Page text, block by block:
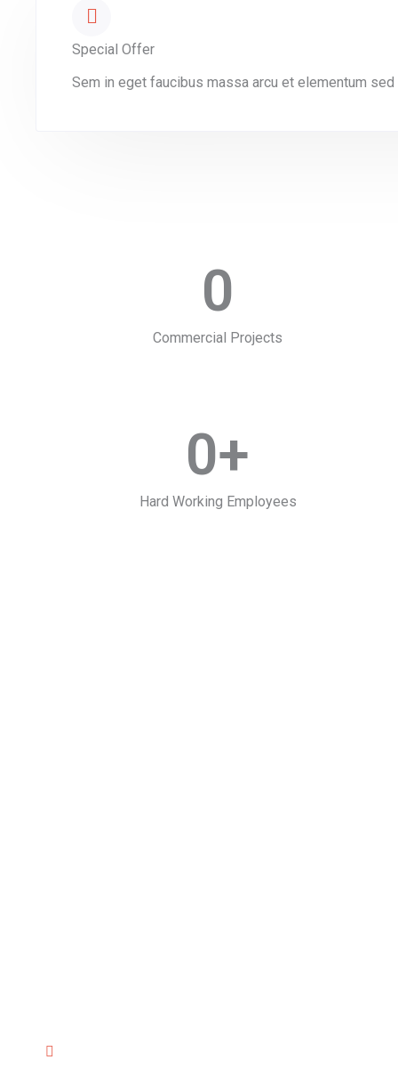
Special Offer
Sem in eget faucibus massa arcu et elementum
Commercial Projects
0
Hard Working Employees
0+